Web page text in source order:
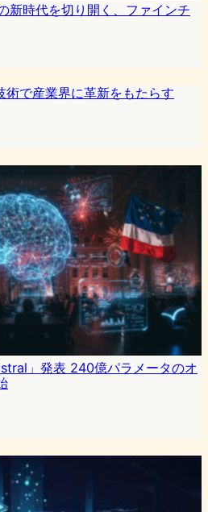
新時代を切り開く、ファインチ
で産業界に革新をもたらす
」発表 240億パラメータのオ